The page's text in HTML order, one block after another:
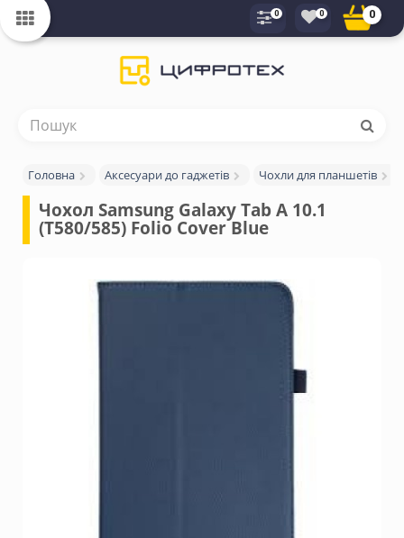
0
0 0
Головна Аксесуари до гаджетів Чохли для планшетів
Чохол Samsung Galaxy Tab A 10.1
(T580/585) Folio Cover Blue